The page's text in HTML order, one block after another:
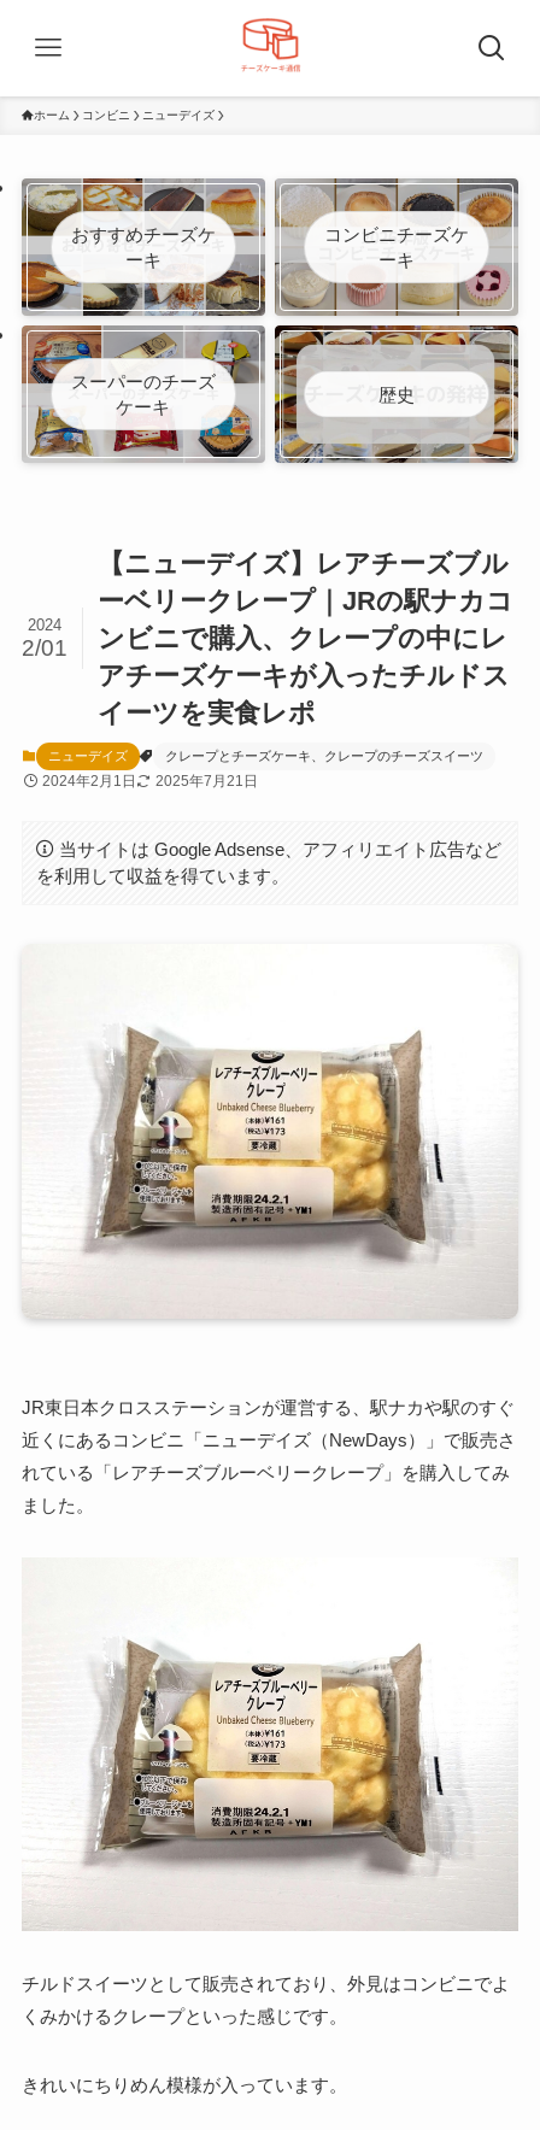
ホーム コンビニ ニューデイズ
おすすめチーズケ
ーキ
コンビニチーズケ
ーキ
スーパーのチーズ
ケーキ
歴史
【ニューデイズ】レアチーズブル
ーベリークレープ｜JRの駅ナカコ
ンビニで購入、クレープの中にレ
アチーズケーキが入ったチルドス
イーツを実食レポ
2024
2/01
ニューデイズ クレープとチーズケーキ、クレープのチーズスイーツ
2024年2月1日 2025年7月21日
当サイトは Google Adsense、アフィリエイト広告など
を利用して収益を得ています。
JR東日本クロスステーションが運営する、駅ナカや駅のすぐ
近くにあるコンビニ「ニューデイズ（NewDays）」で販売さ
れている「レアチーズブルーベリークレープ」を購入してみ
ました。
チルドスイーツとして販売されており、外見はコンビニでよ
くみかけるクレープといった感じです。
きれいにちりめん模様が入っています。